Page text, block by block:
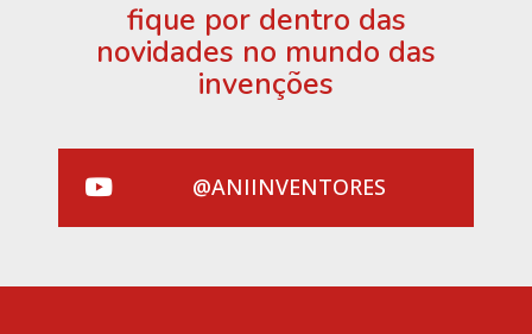
fique por dentro das
novidades no mundo das
invenções
@ANIINVENTORES